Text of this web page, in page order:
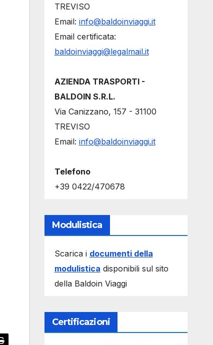
TREVISO
Email: info@baldoinviaggi.it
Email certificata:
baldoinviaggi@legalmail.it
AZIENDA TRASPORTI -
BALDOIN S.R.L.
Via Canizzano, 157 - 31100
TREVISO
Email: info@baldoinviaggi.it
Telefono
+39 0422/470678
Modulistica
Scarica i documenti della
modulistica disponibili sul sito
della Baldoin Viaggi
Certificazioni